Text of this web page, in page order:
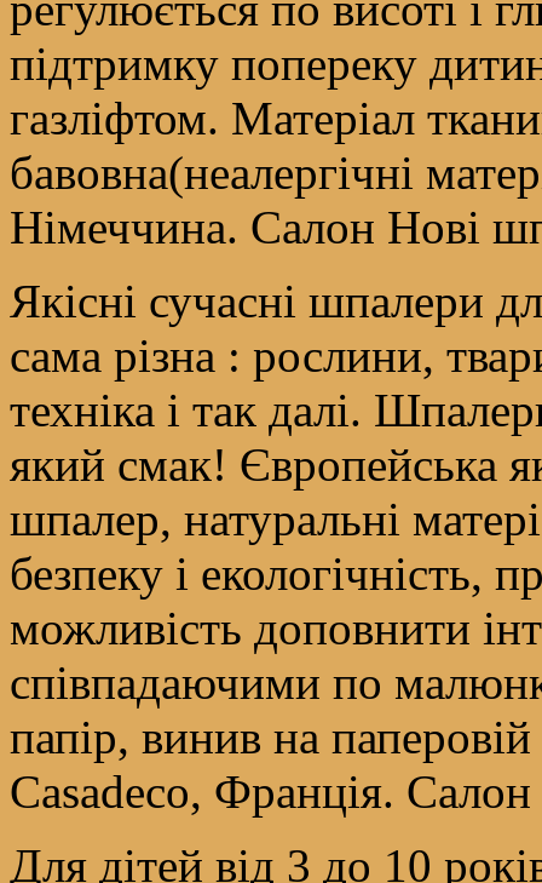
підтримку попереку
газліфтом. Матеріал
бавовна(неалергічні
Німеччина. Салон Нові
Якісні сучасні шпалери
сама різна : рослини,
техніка і так далі.
який смак! Європейська
шпалер, натуральні
безпеку і екологічність,
можливість доповнити
співпадаючими по
папір, винив на
Casadeco, Франція.
Для дітей від 3 до 10